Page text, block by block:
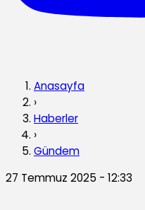
Anasayfa
›
Haberler
›
Gündem
27 Temmuz 2025 - 12:33